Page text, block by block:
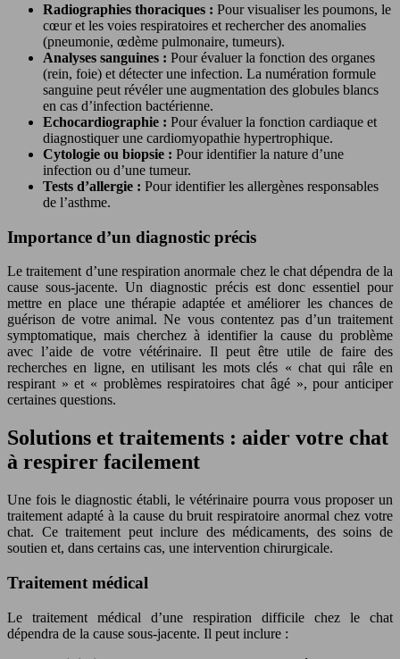
Radiographies thoraciques : Pour visualiser les poumons, le
cœur et les voies respiratoires et rechercher des anomalies
(pneumonie, œdème pulmonaire, tumeurs).
Analyses sanguines : Pour évaluer la fonction des organes
(rein, foie) et détecter une infection. La numération formule
sanguine peut révéler une augmentation des globules blancs
en cas d’infection bactérienne.
Echocardiographie : Pour évaluer la fonction cardiaque et
diagnostiquer une cardiomyopathie hypertrophique.
Cytologie ou biopsie : Pour identifier la nature d’une
infection ou d’une tumeur.
Tests d’allergie : Pour identifier les allergènes responsables
de l’asthme.
Importance d’un diagnostic précis
Le traitement d’une respiration anormale chez le chat dépendra de la
cause sous-jacente. Un diagnostic précis est donc essentiel pour
mettre en place une thérapie adaptée et améliorer les chances de
guérison de votre animal. Ne vous contentez pas d’un traitement
symptomatique, mais cherchez à identifier la cause du problème
avec l’aide de votre vétérinaire. Il peut être utile de faire des
recherches en ligne, en utilisant les mots clés « chat qui râle en
respirant » et « problèmes respiratoires chat âgé », pour anticiper
certaines questions.
Solutions et traitements : aider votre chat
à respirer facilement
Une fois le diagnostic établi, le vétérinaire pourra vous proposer un
traitement adapté à la cause du bruit respiratoire anormal chez votre
chat. Ce traitement peut inclure des médicaments, des soins de
soutien et, dans certains cas, une intervention chirurgicale.
Traitement médical
Le traitement médical d’une respiration difficile chez le chat
dépendra de la cause sous-jacente. Il peut inclure :